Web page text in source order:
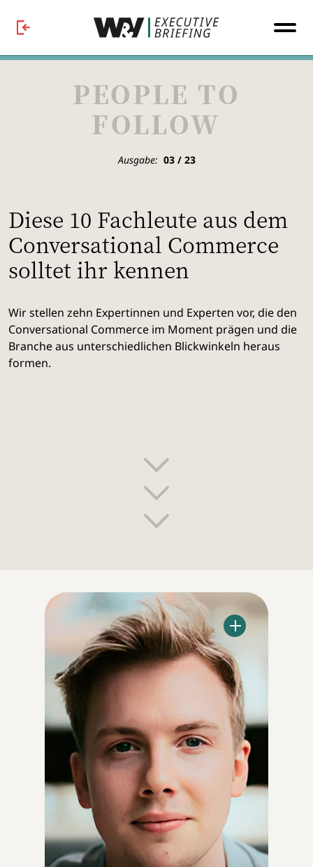
PEOPLE TO
FOLLOW
Ausgabe: 03 / 23
Diese 10 Fachleute aus dem
Conversational Commerce
solltet ihr kennen
Wir stellen zehn Expertinnen und Experten vor, die den
Conversational Commerce im Moment prägen und die
Branche aus unterschiedlichen Blickwinkeln heraus
formen.